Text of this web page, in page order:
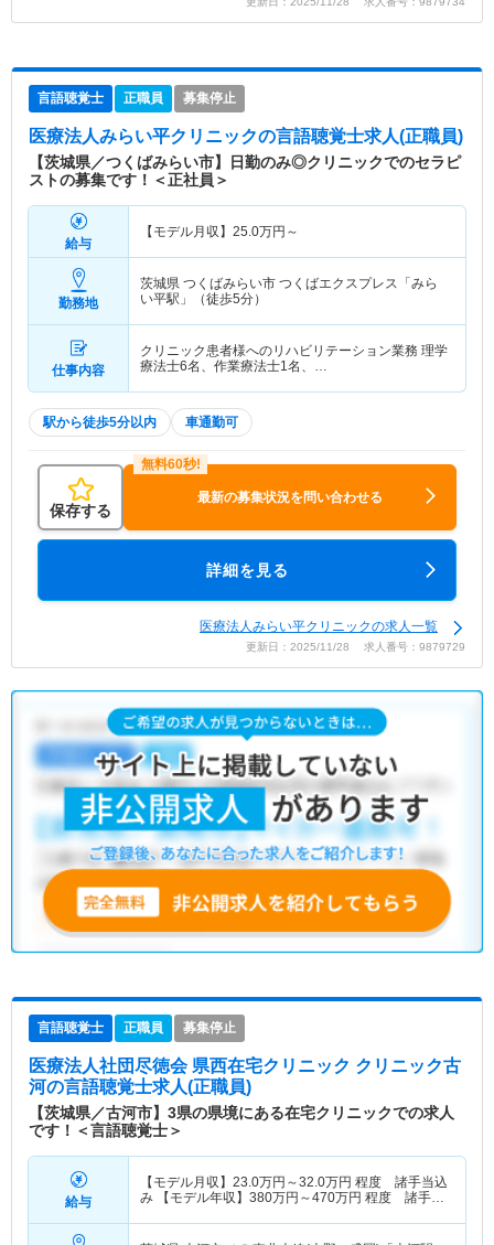
言語聴覚士 正職員 募集停止
医療法人みらい平クリニックの言語聴覚士求人(正職員)
【茨城県／つくばみらい市】日勤のみ◎クリニックでのセラピ
ストの募集です！＜正社員＞
給与
【モデル月収】 25.0万円～
勤務地
茨城県 つくばみらい市 つくばエクスプレス「みら
い平駅」（徒歩5分）
仕事内容
クリニック患者様へのリハビリテーション業務 理学
療法士6名、作業療法士1名、…
駅から徒歩5分以内 車通勤可
保存する
最新の募集状況を問い合わせる
詳細を見る
医療法人みらい平クリニックの求人一覧
更新日：2025/11/28 求人番号：9879729
言語聴覚士 正職員 募集停止
医療法人社団尽徳会 県西在宅クリニック クリニック古
河の言語聴覚士求人(正職員)
【茨城県／古河市】3県の県境にある在宅クリニックでの求人
です！＜言語聴覚士＞
給与
【モデル月収】 23.0万円～32.0万円 程度 諸手当込
み 【モデル年収】 380万円～470万円 程度 諸手当